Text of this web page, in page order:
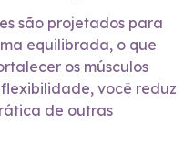
são projetados para
equilibrada, o que
os músculos
você reduz
de outras